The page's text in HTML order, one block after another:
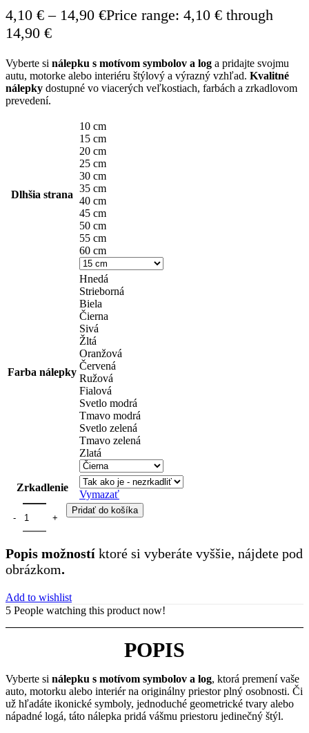
4,10 € – 14,90 €Price range: 4,10 € through
14,90 €
Vyberte si nálepku s motívom symbolov a log a pridajte svojmu
autu, motorke alebo interiéru štýlový a výrazný vzhľad. Kvalitné
nálepky dostupné vo viacerých veľkostiach, farbách a zrkadlovom
prevedení.
Dlhšia strana
10 cm
15 cm
20 cm
25 cm
30 cm
35 cm
40 cm
45 cm
50 cm
55 cm
60 cm
Farba nálepky
Hnedá
Strieborná
Biela
Čierna
Sivá
Žltá
Oranžová
Červená
Ružová
Fialová
Svetlo modrá
Tmavo modrá
Svetlo zelená
Tmavo zelená
Zlatá
Zrkadlenie
Vymazať
Pridať do košíka
Popis možností ktoré si vyberáte vyššie, nájdete pod
obrázkom.
Add to wishlist
5 People watching this product now!
POPIS
Vyberte si nálepku s motívom symbolov a log, ktorá premení vaše
auto, motorku alebo interiér na originálny priestor plný osobnosti. Či
už hľadáte ikonické symboly, jednoduché geometrické tvary alebo
nápadné logá, táto nálepka pridá vášmu priestoru jedinečný štýl.